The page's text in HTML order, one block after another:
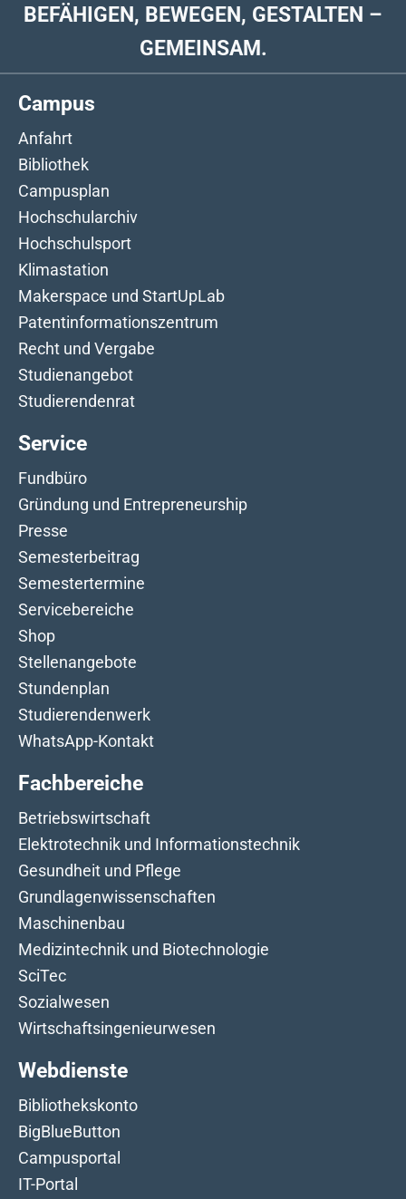
BEFÄHIGEN, BEWEGEN, GESTALTEN –
GEMEINSAM.
Campus
Anfahrt
Bibliothek
Campusplan
Hochschularchiv
Hochschulsport
Klimastation
Makerspace und StartUpLab
Patentinformationszentrum
Recht und Vergabe
Studienangebot
Studierendenrat
Service
Fundbüro
Gründung und Entrepreneurship
Presse
Semesterbeitrag
Semestertermine
Servicebereiche
Shop
Stellenangebote
Stundenplan
Studierendenwerk
WhatsApp-Kontakt
Fachbereiche
Betriebswirtschaft
Elektrotechnik und Informationstechnik
Gesundheit und Pflege
Grundlagenwissenschaften
Maschinenbau
Medizintechnik und Biotechnologie
SciTec
Sozialwesen
Wirtschaftsingenieurwesen
Webdienste
Bibliothekskonto
BigBlueButton
Campusportal
IT-Portal